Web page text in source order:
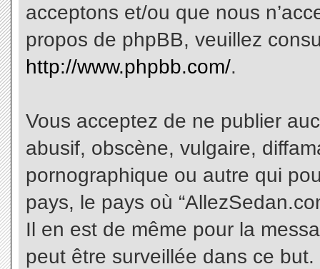
acceptons et/ou que nous
propos de phpBB, veuillez
http://www.phpbb.com/.
Vous acceptez de ne publier
abusif, obscène, vulgaire,
pornographique ou autre qui
pays, le pays où
Il en est de même pour la
peut être surveillée dans ce